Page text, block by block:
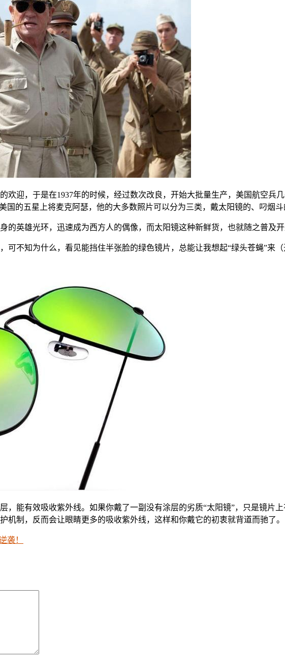
欢迎，于是在1937年的时候，经过数次改良，开始大批量生产，美国航空兵
国的五星上将麦克阿瑟，他的大多数照片可以分为三类，戴太阳镜的、叼烟斗
的英雄光环，迅速成为西方人的偶像，而太阳镜这种新鲜货，也就随之普及开
可不知为什么，看见能挡住半张脸的绿色镜片，总能让我想起“绿头苍蝇”来（
，能有效吸收紫外线。如果你戴了一副没有涂层的劣质“太阳镜”，只是镜片
机制，反而会让眼睛更多的吸收紫外线，这样和你戴它的初衷就背道而驰了。
袭！